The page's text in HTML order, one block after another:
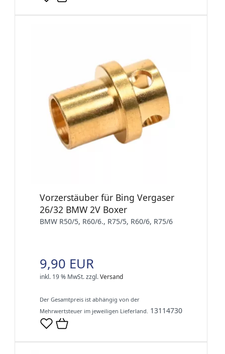
Vorzerstäuber für Bing Vergaser
26/32 BMW 2V Boxer
BMW R50/5, R60/6., R75/5, R60/6, R75/6
9,90 EUR
inkl. 19 % MwSt.zzgl.Versand
Der Gesamtpreis ist abhängig von der
Mehrwertsteuer im jeweiligen Lieferland. 13114730